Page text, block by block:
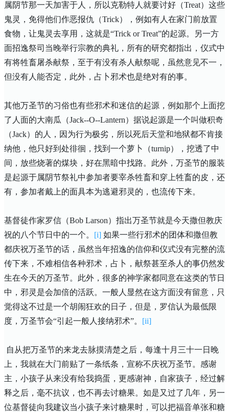
属阴节那一天加害于人，所以克勒特人就要讨好（Treat）这些
鬼灵，免得他们作恶报仇（Trick），例如有人在家门前放置
食物，让鬼灵去享用，这就是“Trick or Treat”的起源。另一方
面招逸祭司当晚举行宗教的典礼，所有的研究都指出，仪式中
有将牲畜屠杀献祭，至于有没有杀人献祭呢，虽然意见不一，
但没有人能否定，此外，占卜邪术也是绝对有的事。
其他万圣节的习俗也有些邪术和迷信的起源，例如那个上面挖
了人面的大南瓜（Jack--O--Lantern）据说起源是一个叫做积奇
（Jack）的人，因为行为极劣，所以死后天堂和地狱都不肯接
纳他，他只好到处徘徊，找到一个萝卜（turnip），挖透了中
间，放些烧著的煤块，好在黑暗中找路。此外，万圣节的服装
是起源于属阴节祭礼中参加者要宰杀牲畜和穿上牲畜的皮，还
有，参加者戴上的面具本为逃避邪灵的，也流传下来。
基督徒作家罗信（Bob Larson）指出万圣节就是今天撒但教庆
祝的八个节日中的一个。 [i] 如果一些行邪术的团体和撒但教
都庆祝万圣节的话，虽然当年招逸的信仰和仪式没有完整的流
传下来，不难相信各种邪术，占卜，献祭甚至杀人的事仍然发
生在今天的万圣节。此外，很多的神学家都同意在这类的节日
中，邪灵是会加倍的活跃。一般人显然在这方面没有留意，只
觉得这不过是一个胡闹狂欢的日子，但是，罗信认为最低限
度，万圣节会“引起一般人接纳邪术”。 [ii]
自从把万圣节的来龙去脉摸清楚之后，每逢十月三十一日晚
上，我就在大门前贴了一条纸条，宣称不庆祝万圣节。感谢
主，小孩子从来没有给我捣蛋，更感谢神，自家孩子，经过解
释之后，毫不抗议，也不再去讨糖果。如是又过了几年，另一
位基督徒向我建议当小孩子来讨糖果时，可以把福音单张和糖